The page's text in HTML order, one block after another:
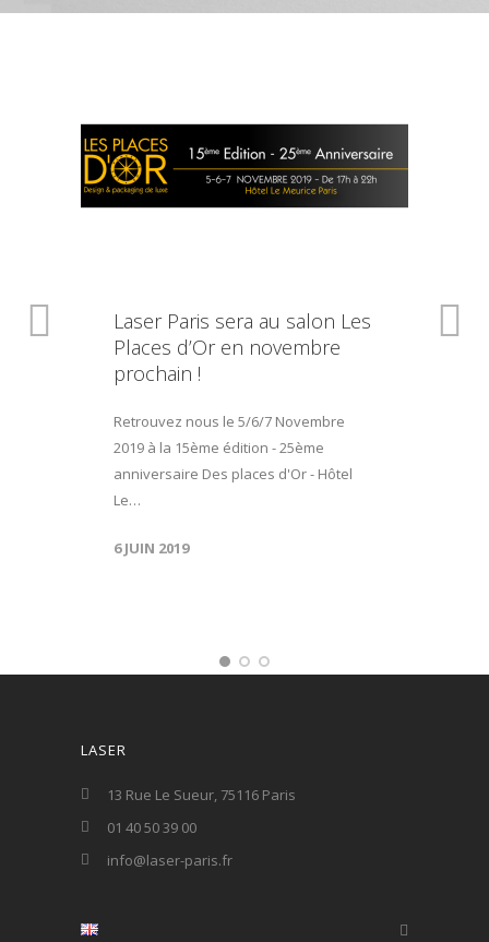
Laser Paris sera au salon Les
Places d’Or en novembre
prochain !
Retrouvez nous le 5/6/7 Novembre
2019 à la 15ème édition - 25ème
anniversaire Des places d'Or - Hôtel
Le…
6 JUIN 2019
LASER
13 Rue Le Sueur, 75116 Paris
01 40 50 39 00
info@laser-paris.fr